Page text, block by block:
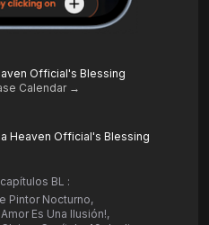
Official's Blessing
Calendar →
Heaven Official's Blessing
BL :
Pintor Nocturno,
Es Una Ilusión!,